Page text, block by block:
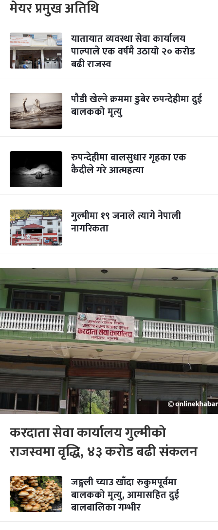
मेयर प्रमुख अतिथि
यातायात व्यवस्था सेवा कार्यालय
पाल्पाले एक वर्षमै उठायो २० करोड
बढी राजस्व
पौडी खेल्ने क्रममा डुबेर रुपन्देहीमा दुई
बालकको मृत्यु
रुपन्देहीमा बालसुधार गृहका एक
कैदीले गरे आत्महत्या
गुल्मीमा १९ जनाले त्यागे नेपाली
नागरिकता
करदाता सेवा कार्यालय गुल्मीको
राजस्वमा वृद्धि, ४३ करोड बढी संकलन
जङ्गली च्याउ खाँदा रुकुमपूर्वमा
बालकको मृत्यु, आमासहित दुई
बालबालिका गम्भीर